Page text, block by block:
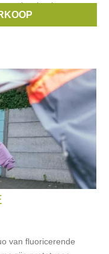
voorleesboeken.
van fluoricerende